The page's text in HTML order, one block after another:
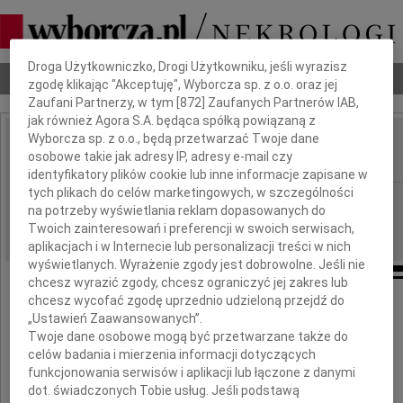
Nekrologi Odeszli Poradnik pogrzebowy
IMIĘ I NAZWISKO: Genowefa Petecka
REGION: Częstochowa
DATA EMISJI: 24.07.2014
Drogiemu
Jurkowi
najszczersze wyrazy współczucia
Dbamy o Twoją prywatność
Droga Użytkowniczko, Drogi Użytkowniku, jeśli wyrazisz
zgodę klikając "Akceptuję", Wyborcza sp. z o.o. oraz jej
Zaufani Partnerzy, w tym [872 ] Zaufanych Partnerów IAB,
jak również Agora S.A. będąca spółką powiązaną z
Wyborcza sp. z o.o., będą przetwarzać Twoje dane
osobowe takie jak adresy IP, adresy e-mail czy
identyfikatory plików cookie lub inne informacje zapisane w
tych plikach do celów marketingowych, w szczególności
na potrzeby wyświetlania reklam dopasowanych do
Twoich zainteresowań i preferencji w swoich serwisach,
aplikacjach i w Internecie lub personalizacji treści w nich
wyświetlanych. Wyrażenie zgody jest dobrowolne. Jeśli nie
chcesz wyrazić zgody, chcesz ograniczyć jej zakres lub
chcesz wycofać zgodę uprzednio udzieloną przejdź do
„Ustawień Zaawansowanych”.
Twoje dane osobowe mogą być przetwarzane także do
celów badania i mierzenia informacji dotyczących
funkcjonowania serwisów i aplikacji lub łączone z danymi
dot. świadczonych Tobie usług. Jeśli podstawą